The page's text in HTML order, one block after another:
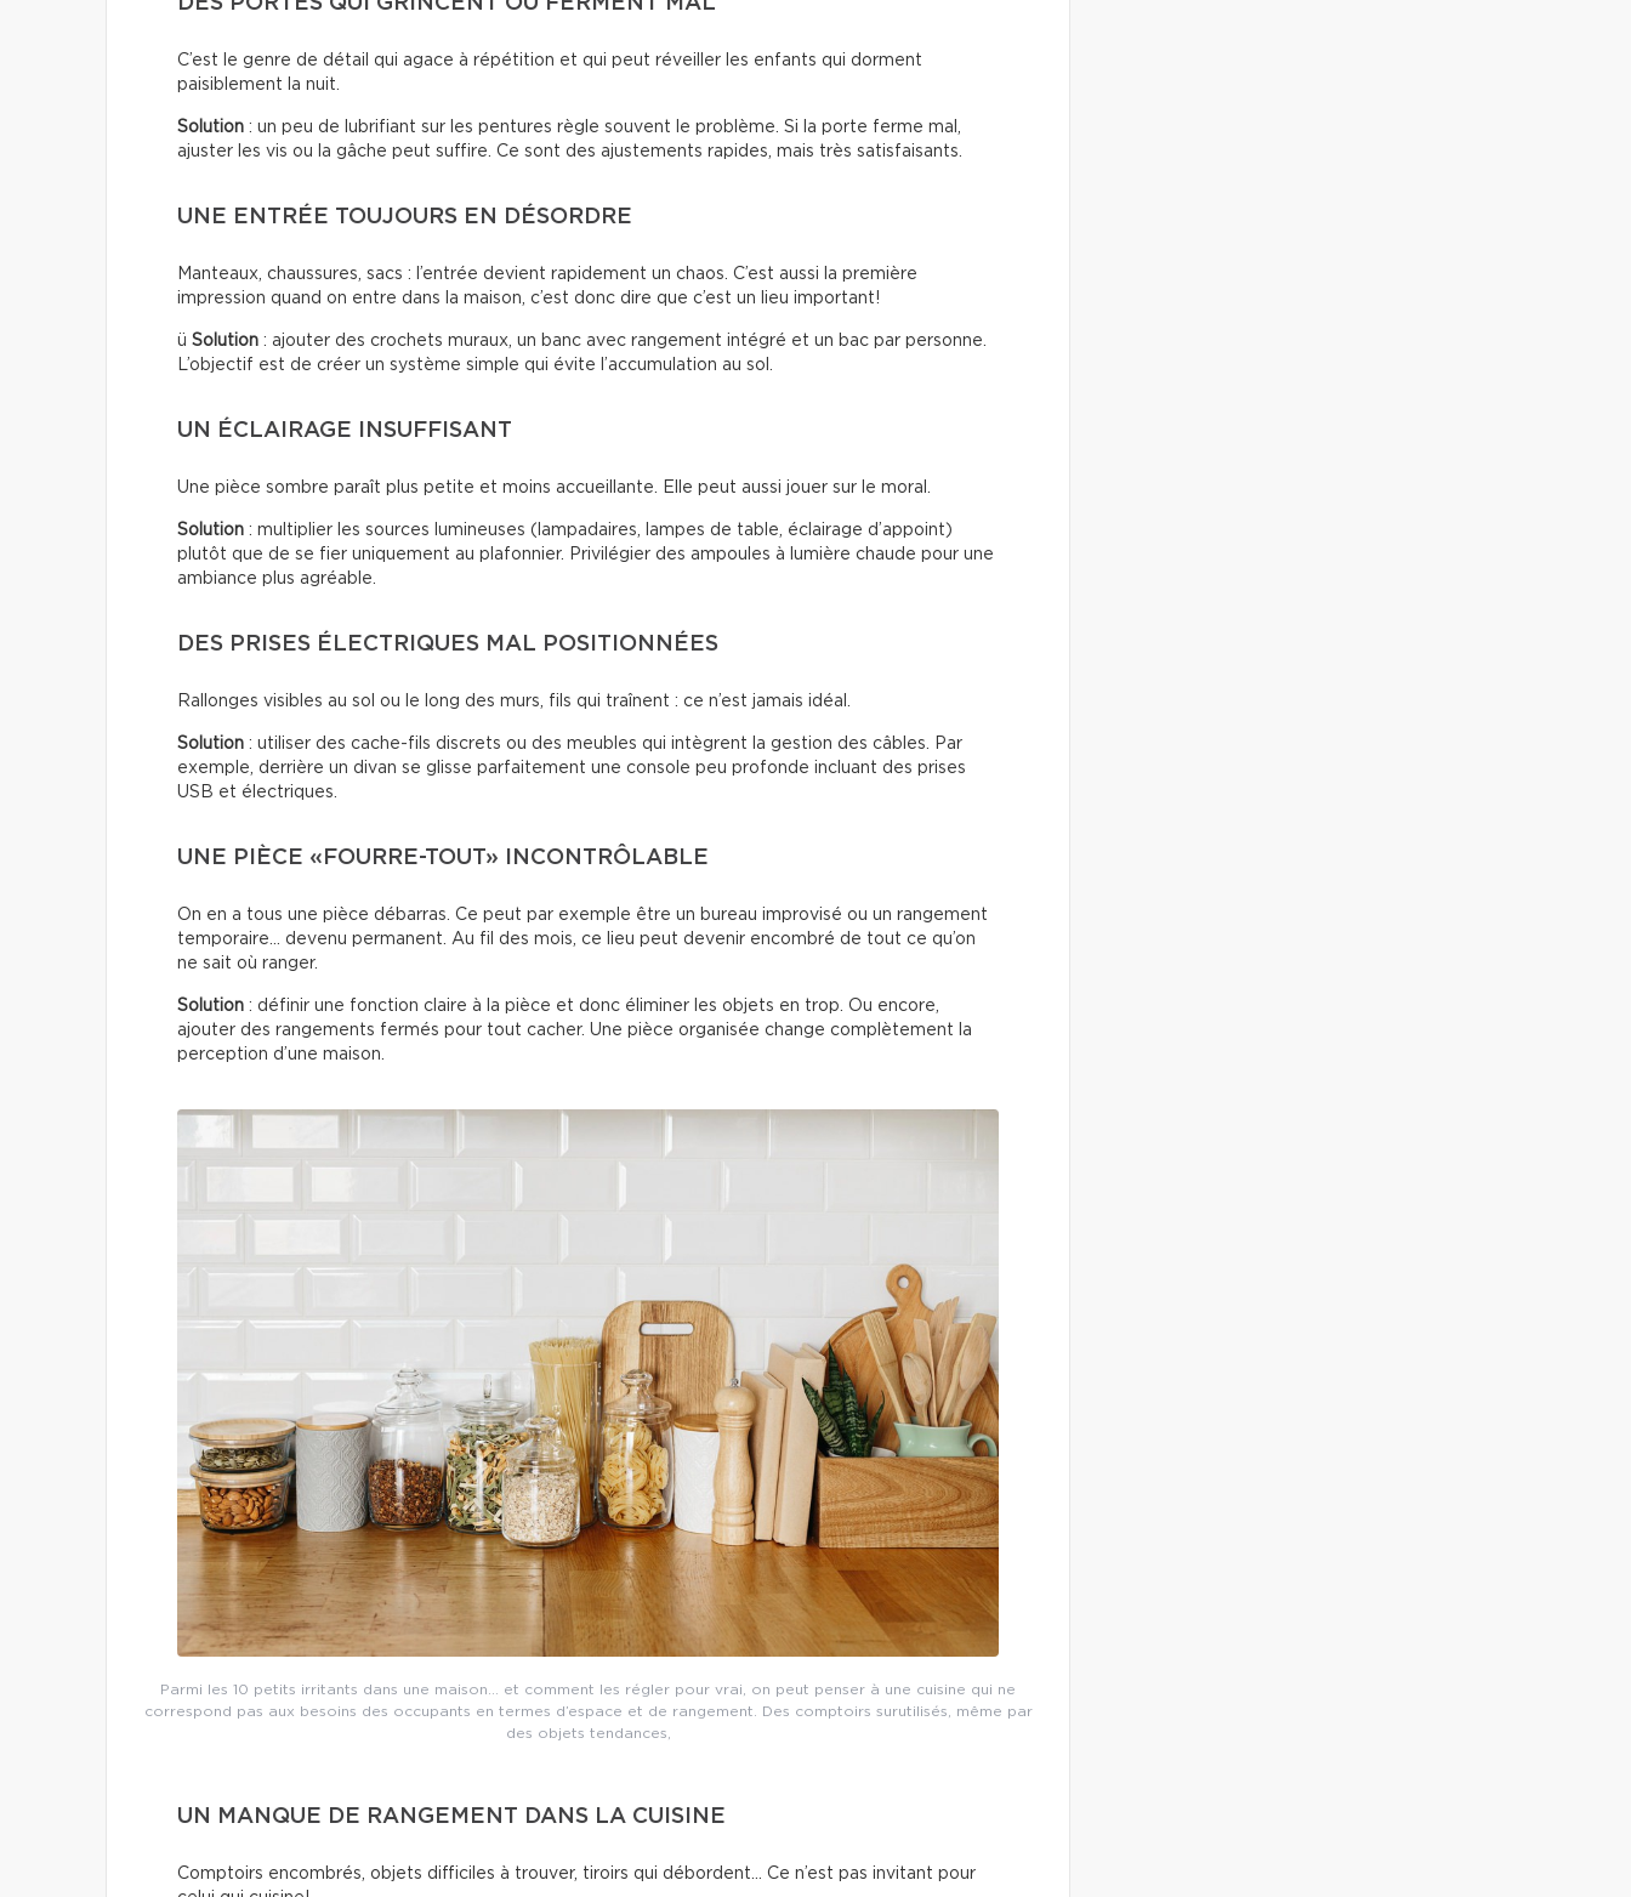
C’est le genre de détail qui agace à répétition et qui peut réveiller les enfants qui dorment
paisiblement la nuit.
Solution : un peu de lubrifiant sur les pentures règle souvent le problème. Si la porte ferme mal,
ajuster les vis ou la gâche peut suffire. Ce sont des ajustements rapides, mais très satisfaisants.
UNE ENTRÉE TOUJOURS EN DÉSORDRE
Manteaux, chaussures, sacs : l’entrée devient rapidement un chaos. C’est aussi la première
impression quand on entre dans la maison, c’est donc dire que c’est un lieu important!
ü Solution : ajouter des crochets muraux, un banc avec rangement intégré et un bac par personne.
L’objectif est de créer un système simple qui évite l’accumulation au sol.
UN ÉCLAIRAGE INSUFFISANT
Une pièce sombre paraît plus petite et moins accueillante. Elle peut aussi jouer sur le moral.
Solution : multiplier les sources lumineuses (lampadaires, lampes de table, éclairage d’appoint)
plutôt que de se fier uniquement au plafonnier. Privilégier des ampoules à lumière chaude pour une
ambiance plus agréable.
DES PRISES ÉLECTRIQUES MAL POSITIONNÉES
Rallonges visibles au sol ou le long des murs, fils qui traînent : ce n’est jamais idéal.
Solution : utiliser des cache-fils discrets ou des meubles qui intègrent la gestion des câbles. Par
exemple, derrière un divan se glisse parfaitement une console peu profonde incluant des prises
USB et électriques.
UNE PIÈCE «FOURRE-TOUT» INCONTRÔLABLE
On en a tous une pièce débarras. Ce peut par exemple être un bureau improvisé ou un rangement
temporaire… devenu permanent. Au fil des mois, ce lieu peut devenir encombré de tout ce qu’on
ne sait où ranger.
Solution : définir une fonction claire à la pièce et donc éliminer les objets en trop. Ou encore,
ajouter des rangements fermés pour tout cacher. Une pièce organisée change complètement la
perception d’une maison.
Parmi les 10 petits irritants dans une maison… et comment les régler pour vrai, on peut penser à une cuisine qui ne
correspond pas aux besoins des occupants en termes d’espace et de rangement. Des comptoirs surutilisés, même par
des objets tendances,
UN MANQUE DE RANGEMENT DANS LA CUISINE
Comptoirs encombrés, objets difficiles à trouver, tiroirs qui débordent… Ce n’est pas invitant pour